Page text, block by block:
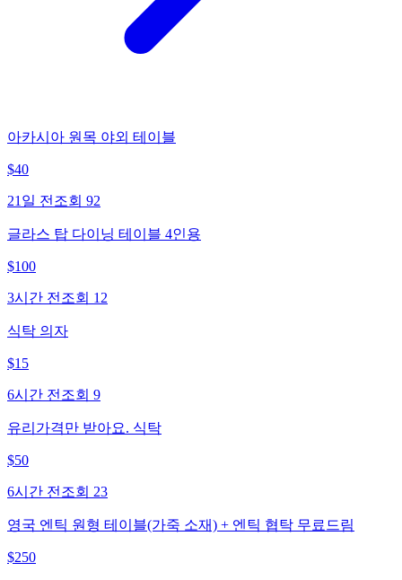
아카시아 원목 야외 테이블
$40
21일 전 조회 92
글라스 탑 다이닝 테이블 4인용
$100
3시간 전 조회 12
식탁 의자
$15
6시간 전 조회 9
유리가격만 받아요. 식탁
$50
6시간 전 조회 23
영국 엔틱 원형 테이블(가죽 소재) + 엔틱 협탁 무료드림
$250